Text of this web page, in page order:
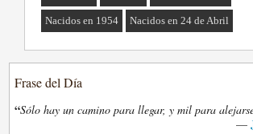
Nacidos en 1954 Nacidos en 24 de Abril
Frase del Día
“Sólo hay un camino para llegar, y mil para
—